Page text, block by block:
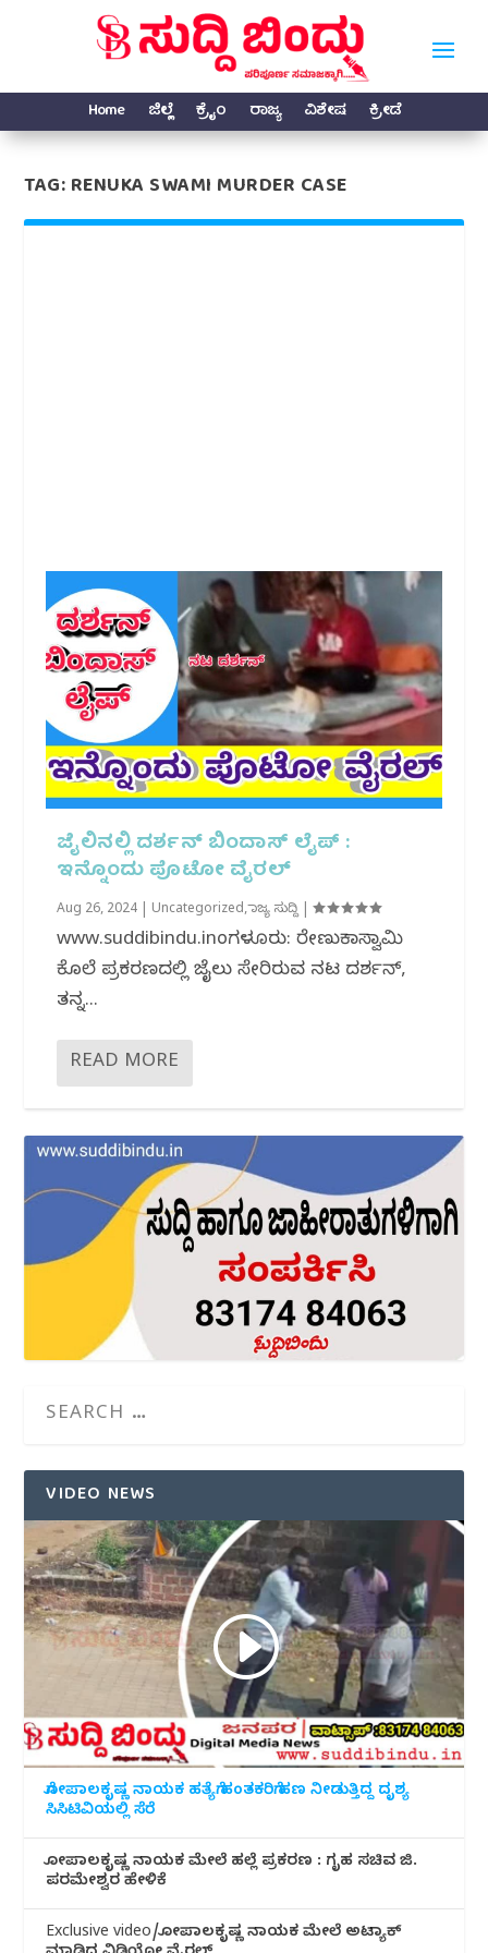
Home ಜಿಲ್ಲೆ ಕ್ರೈಂ ರಾಜ್ಯ ವಿಶೇಷ ಕ್ರೀಡೆ
TAG:RENUKA SWAMI MURDER CASE
ಜೈಲಿನಲ್ಲಿ ದರ್ಶನ್ ಬಿಂದಾಸ್ ಲೈಪ್ :
ಇನ್ನೊಂದು ಪೊಟೋ ವೈರಲ್
Aug 26, 2024 Uncategorized,ರಾಜ್ಯ ಸುದ್ದಿ |
www.suddibindu.inಬೆಂಗಳೂರು: ರೇಣುಕಾಸ್ವಾಮಿ
ಕೊಲೆ‌ ಪ್ರಕರಣದಲ್ಲಿ ಜೈಲು ಸೇರಿರುವ ನಟ ದರ್ಶನ್,
ತನ್ನ...
READ MORE
VIDEO NEWS
ಗೋಪಾಲಕೃಷ್ಣ ನಾಯಕ ಹತ್ಯೆಗೆ ಹಂತಕರಿಗೆ ಹಣ ನೀಡುತ್ತಿದ್ದ ದೃಶ್ಯ
ಸಿಸಿಟಿವಿಯಲ್ಲಿ ಸೆರೆ
ಗೋಪಾಲಕೃಷ್ಣ ನಾಯಕ ಮೇಲೆ ಹಲ್ಲೆ ಪ್ರಕರಣ : ಗೃಹ ಸಚಿವ ಜಿ.
ಪರಮೇಶ್ವರ ಹೇಳಿಕೆ
Exclusive video/ಗೋಪಾಲಕೃಷ್ಣ ನಾಯಕ ಮೇಲೆ ಅಟ್ಯಾಕ್